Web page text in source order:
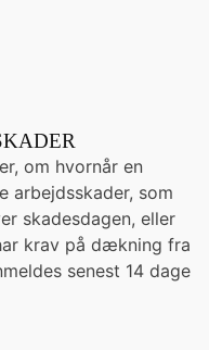
om hvornår en
arbejdsskader, som
skadesdagen, eller
krav på dækning fra
senest 14 dage